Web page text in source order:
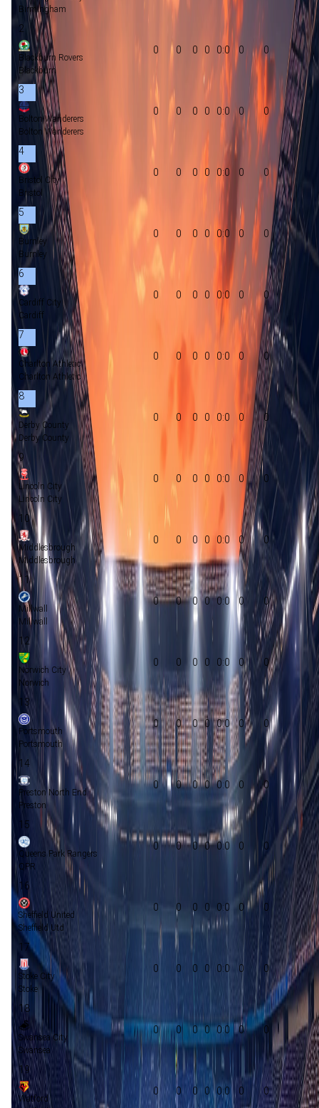
Birmingham
2
Blackburn Rovers
Blackburn
0 0 0 0 0:0 0 0
3
Bolton Wanderers
Bolton Wanderers
0 0 0 0 0:0 0 0
4
Bristol City
Bristol
0 0 0 0 0:0 0 0
5
Burnley
Burnley
0 0 0 0 0:0 0 0
6
Cardiff City
Cardiff
0 0 0 0 0:0 0 0
7
Charlton Athletic
Charlton Athletic
0 0 0 0 0:0 0 0
8
Derby County
Derby County
0 0 0 0 0:0 0 0
9
Lincoln City
Lincoln City
0 0 0 0 0:0 0 0
10
Middlesbrough
Middlesbrough
0 0 0 0 0:0 0 0
11
Millwall
Millwall
0 0 0 0 0:0 0 0
12
Norwich City
Norwich
0 0 0 0 0:0 0 0
13
Portsmouth
Portsmouth
0 0 0 0 0:0 0 0
14
Preston North End
Preston
0 0 0 0 0:0 0 0
15
Queens Park Rangers
QPR
0 0 0 0 0:0 0 0
16
Sheffield United
Sheffield Utd
0 0 0 0 0:0 0 0
17
Stoke City
Stoke
0 0 0 0 0:0 0 0
18
Swansea City
Swansea
0 0 0 0 0:0 0 0
19
Watford
0 0 0 0 0:0 0 0